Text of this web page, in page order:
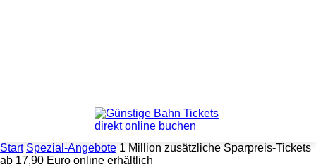
Start Spezial-Angebote 1 Million zusätzliche Sparpreis-Tickets
ab 17,90 Euro online erhältlich